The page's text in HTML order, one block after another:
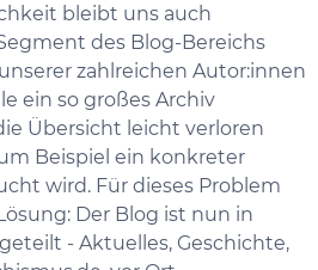
bleibt uns auch
des Blog-Bereichs
zahlreichen Autor:innen
ein so großes Archiv
Übersicht leicht verloren
Beispiel ein konkreter
wird. Für dieses Problem
Der Blog ist nun in
- Aktuelles, Geschichte,